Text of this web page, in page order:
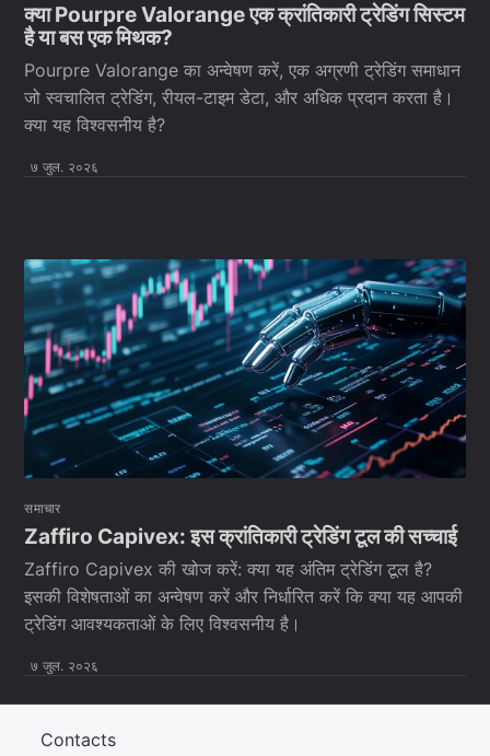
क्या Pourpre Valorange एक क्रांतिकारी ट्रेडिंग सिस्टम
है या बस एक मिथक?
Pourpre Valorange का अन्वेषण करें, एक अग्रणी ट्रेडिंग समाधान
जो स्वचालित ट्रेडिंग, रीयल-टाइम डेटा, और अधिक प्रदान करता है।
क्या यह विश्वसनीय है?
७ जुल. २०२६
समाचार
Zaffiro Capivex: इस क्रांतिकारी ट्रेडिंग टूल की सच्चाई
Zaffiro Capivex की खोज करें: क्या यह अंतिम ट्रेडिंग टूल है?
इसकी विशेषताओं का अन्वेषण करें और निर्धारित करें कि क्या यह आपकी
ट्रेडिंग आवश्यकताओं के लिए विश्वसनीय है।
७ जुल. २०२६
Contacts